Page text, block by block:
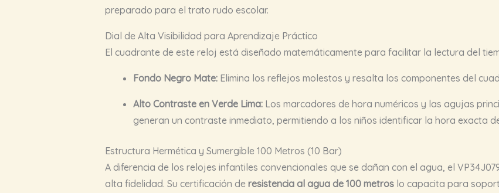
preparado para el trato rudo escolar.
Dial de Alta Visibilidad para Aprendizaje Práctico
El cuadrante de este reloj está diseñado matemáticamente para facilitar la lectura del
Fondo Negro Mate:Elimina los reflejos molestos y resalta los componentes del
Alto Contraste en Verde Lima:Los marcadores de hora numéricos y las agujas
generan un contraste inmediato, permitiendo a los niños identificar la hora exacta
Estructura Hermética y Sumergible 100 Metros (10 Bar)
A diferencia de los relojes infantiles convencionales que se dañan con el agua, el
alta fidelidad. Su certificación de resistencia al agua de 100 metroslo capacita para